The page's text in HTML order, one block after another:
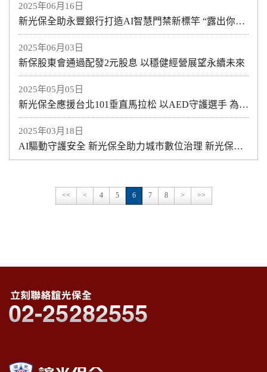
2025年06月16日
新光保全助永豐銀行打造AI智慧門禁新標竿 “露出你的真面目” 新光保全AI人臉辨識守護ATM安全
2025年06月03日
新保股東會通過配發2元股息 以穩健經營展望永續未來
2025年05月05日
新光保全應援台北101垂直馬拉松 以AED守護選手 為台灣加油
2025年03月18日
AI驅動守護安全 新光保全助力城市數位治理 新光保全AI For All機器狗、AI火災偵測守護城市
<< < 4 5 6 7 8 > >>